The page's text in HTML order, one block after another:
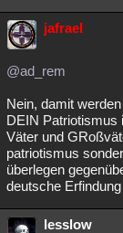
Musik Clash
Lesenswert
jafrael
@ad_rem
Nein, damit
DEIN Patriotismus
Väter und
patriotismus
überlegen
deutsche Erfindung
lesslow